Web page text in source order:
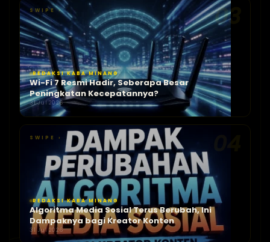
03
REDAKSI KABA MINANG
Wi-Fi 7 Resmi Hadir, Seberapa Besar
Peningkatan Kecepatannya?
31 Jul 2026
SWIPE ›
REDAKSI KABA MINANG
Algoritma Media Sosial Terus Berubah, Ini
Dampaknya bagi Kreator Konten
31 Jul 2026
SWIPE ›